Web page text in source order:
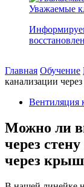
Уважаемые
Главная Обучение
канализации
Вентиляция
Можно ли
через
через